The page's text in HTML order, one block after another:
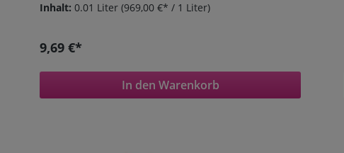
Inhalt: 0.01 Liter (969,00 €* / 1 Liter)
9,69 €*
In den Warenkorb